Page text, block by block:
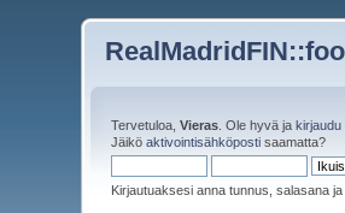
Tervetuloa,Vieras . Ole hyvä jakirjaudu
Jäiköaktivointisähköposti saamatta?
Kirjautuaksesi anna tunnus, salasana